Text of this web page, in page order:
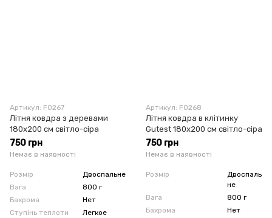
Артикул: F0267
Літня ковдра з деревами
180x200 см світло-сіра
750 грн
Немає в наявності
Розмір
Двоспальне
Вага
800 г
Бахрома
Нет
Ступінь теплоти
Легкое
Артикул: F0268
Літня ковдра в клітинку
Gutest 180х200 см світло-сіра
750 грн
Немає в наявності
Розмір
Двоспаль
не
Вага
800 г
Бахрома
Нет